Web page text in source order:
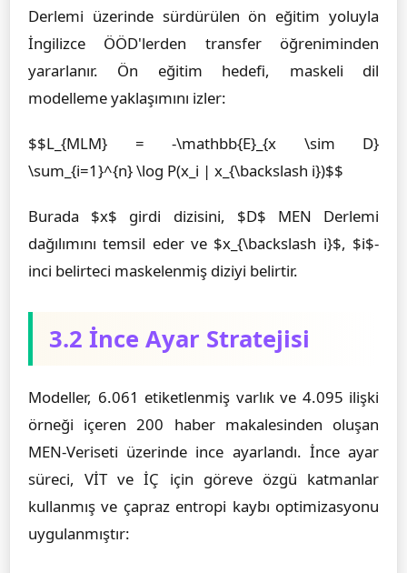
Derlemi üzerinde sürdürülen ön eğitim yoluyla
İngilizce ÖÖD'lerden transfer öğreniminden
yararlanır. Ön eğitim hedefi, maskeli dil
modelleme yaklaşımını izler:
$$L_{MLM} = -\mathbb{E}_{x \sim D}
\sum_{i=1}^{n} \log P(x_i | x_{\backslash i})$$
Burada $x$ girdi dizisini, $D$ MEN Derlemi
dağılımını temsil eder ve $x_{\backslash i}$, $i$-
inci belirteci maskelenmiş diziyi belirtir.
3.2 İnce Ayar Stratejisi
Modeller, 6.061 etiketlenmiş varlık ve 4.095 ilişki
örneği içeren 200 haber makalesinden oluşan
MEN-Veriseti üzerinde ince ayarlandı. İnce ayar
süreci, VİT ve İÇ için göreve özgü katmanlar
kullanmış ve çapraz entropi kaybı optimizasyonu
uygulanmıştır: